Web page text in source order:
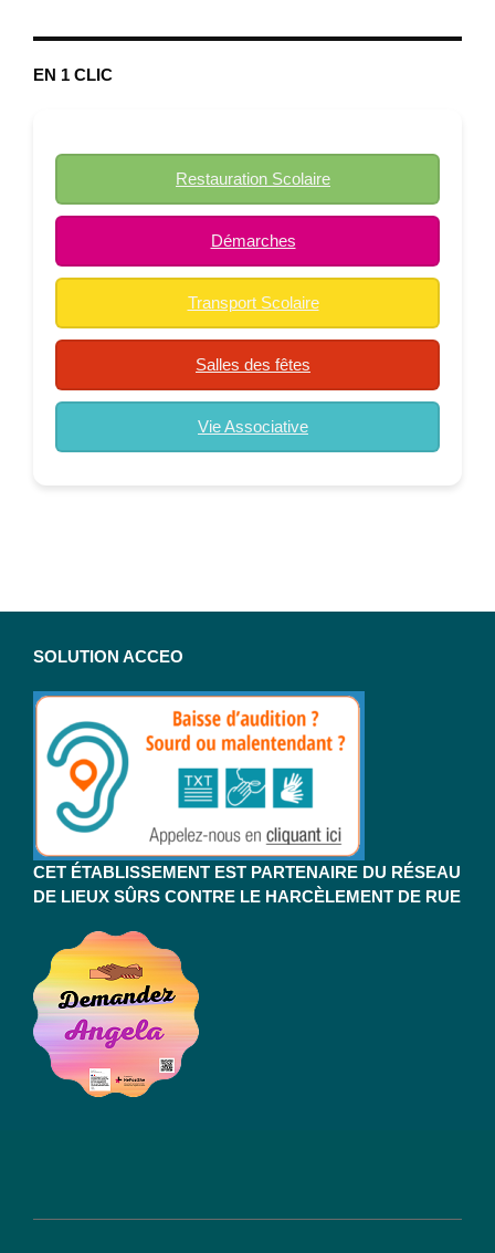
EN 1 CLIC
Restauration Scolaire
Démarches
Transport Scolaire
Salles des fêtes
Vie Associative
SOLUTION ACCEO
CET ÉTABLISSEMENT EST PARTENAIRE DU RÉSEAU
DE LIEUX SÛRS CONTRE LE HARCÈLEMENT DE RUE